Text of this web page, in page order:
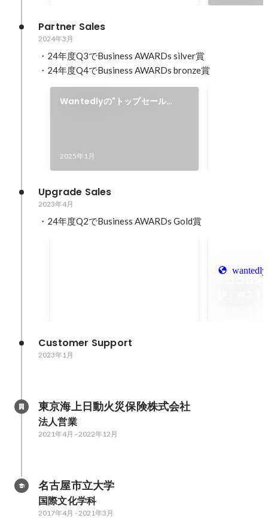
Partner Sales
2024年3月
・24年度Q3でBusiness AWARDs silver賞
・24年度Q4でBusiness AWARDs bronze賞
Wantedlyの"トップセール
2025年1月
Upgrade Sales
2023年4月
Customer Support
2023年1月
東京海上日動火災保険株式会社
法人営業
2021年4月 -2022年12月
名古屋市立大学
国際文化学科
2017年4月 -2021年3月